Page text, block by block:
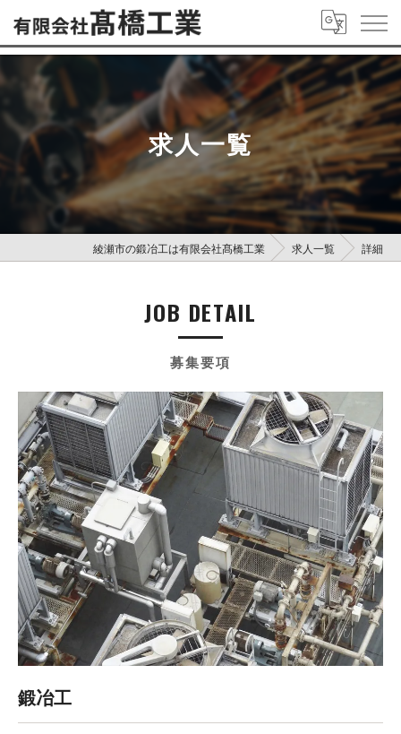
求人一覧
綾瀬市の鍛冶工は有限会社髙橋工業 求人一覧 詳細
募集要項
JOB DETAIL
鍛冶工